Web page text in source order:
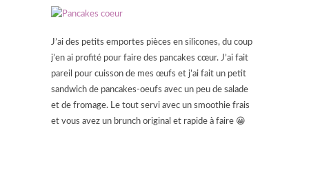
J’ai des petits emportes pièces en silicones, du coup
j’en ai profité pour faire des pancakes cœur. J’ai fait
pareil pour cuisson de mes œufs et j’ai fait un petit
sandwich de pancakes-oeufs avec un peu de salade
et de fromage. Le tout servi avec un smoothie frais
et vous avez un brunch original et rapide à faire 😀